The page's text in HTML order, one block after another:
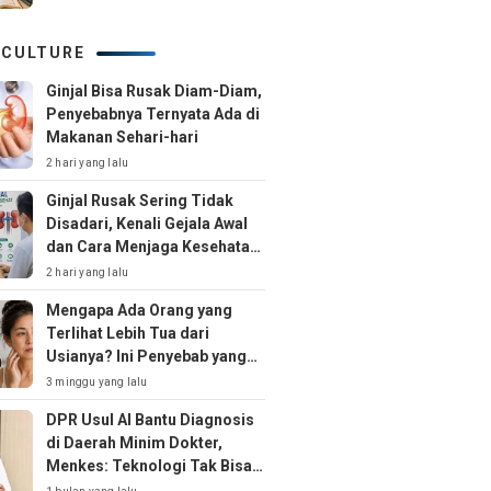
Ginjal Bisa Rusak Diam-Diam,
Penyebabnya Ternyata Ada di
Makanan Sehari-hari
2 hari yang lalu
Ginjal Rusak Sering Tidak
Disadari, Kenali Gejala Awal
dan Cara Menjaga Kesehatan
Ginjal Sejak Dini
2 hari yang lalu
Mengapa Ada Orang yang
Terlihat Lebih Tua dari
Usianya? Ini Penyebab yang
Jarang Disadari
3 minggu yang lalu
DPR Usul AI Bantu Diagnosis
di Daerah Minim Dokter,
Menkes: Teknologi Tak Bisa